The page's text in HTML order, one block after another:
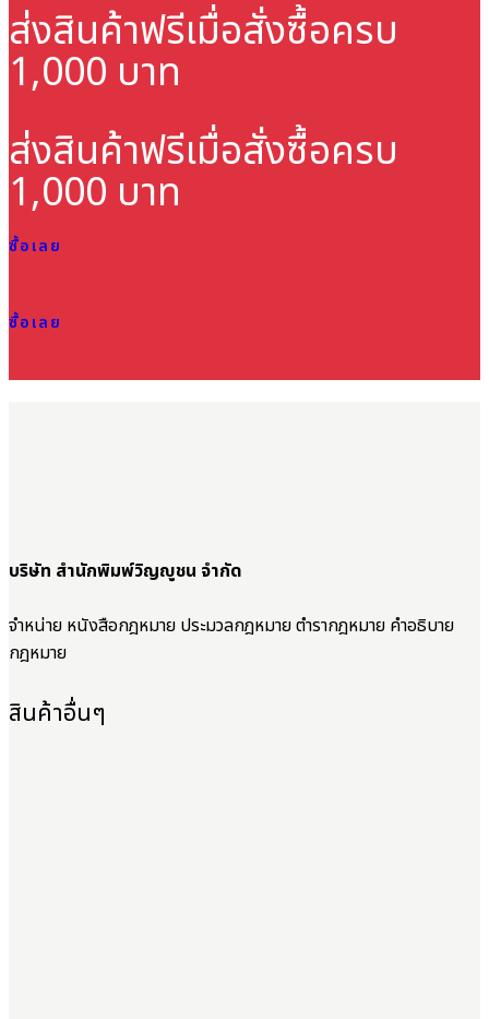
ส่งสินค้าฟรีเมื่อสั่งซื้อครบ
1,000 บาท
ส่งสินค้าฟรีเมื่อสั่งซื้อครบ
1,000 บาท
ซื้อเลย
ซื้อเลย
บริษัท สำนักพิมพ์วิญญูชน จำกัด
จำหน่าย หนังสือกฎหมาย ประมวลกฎหมาย ตำรากฎหมาย คำอธิบาย
กฎหมาย
สินค้าอื่นๆ